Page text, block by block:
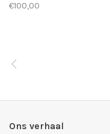
€100,00
Ons verhaal